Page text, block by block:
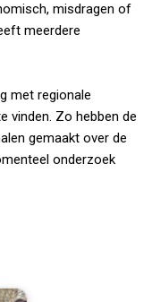
misdragen of
meerdere
met regionale
vinden. Zo hebben de
gemaakt over de
onderzoek